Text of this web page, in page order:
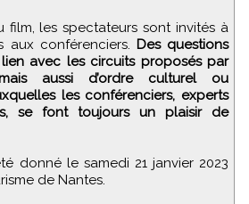
film, les spectateurs sont invités à
aux conférenciers. Des questions
avec les circuits proposés par
aussi d’ordre culturel ou
les conférenciers, experts
se font toujours un plaisir de
donné le samedi 21 janvier 2023
de Nantes.